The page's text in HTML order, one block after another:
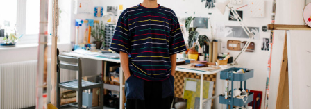
ESPACES DE PRATIQUE ARTISTIQUE ↓
Recherche
Connexion